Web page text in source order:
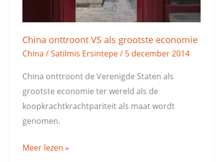
China onttroont VS als grootste economie
China /Satilmis Ersintepe/ 5 december 2014
China onttroont de Verenigde Staten als
grootste economie ter wereld als de
koopkrachtkrachtpariteit als maat wordt
genomen.
Meer lezen »